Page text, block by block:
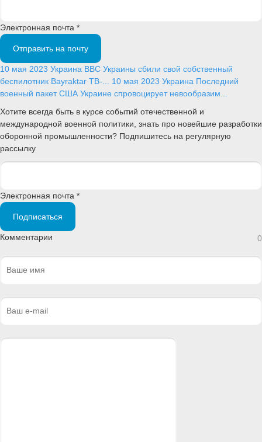
Электронная почта *
Отправить на почту
10 мая 2023 Украина ВВС Украины сбили свой собственный
беспилотник Bayraktar TB-... 10 мая 2023 Украина Последний
военный пакет США Украине спровоцирует невообразим...
Хотите всегда быть в курсе событий отечественной и
международной военной политики, знать про новейшие разработки
оборонной промышленности? Подпишитесь на регулярную
рассылку
Электронная почта *
Подписаться
Комментарии 0